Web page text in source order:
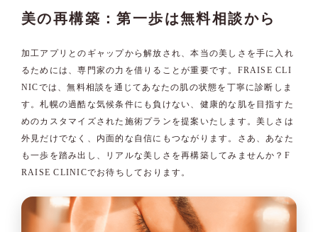
美の再構築：第一歩は無料相談から
加工アプリとのギャップから解放され、本当の美しさを手に入れ
るためには、専門家の力を借りることが重要です。FRAISE CLI
NICでは、無料相談を通じてあなたの肌の状態を丁寧に診断しま
す。札幌の過酷な気候条件にも負けない、健康的な肌を目指すた
めのカスタマイズされた施術プランを提案いたします。美しさは
外見だけでなく、内面的な自信にもつながります。さあ、あなた
も一歩を踏み出し、リアルな美しさを再構築してみませんか？F
RAISE CLINICでお待ちしております。